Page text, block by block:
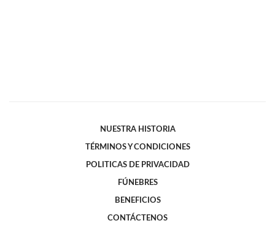
NUESTRA HISTORIA
TÉRMINOS Y CONDICIONES
POLITICAS DE PRIVACIDAD
FÚNEBRES
BENEFICIOS
CONTÁCTENOS